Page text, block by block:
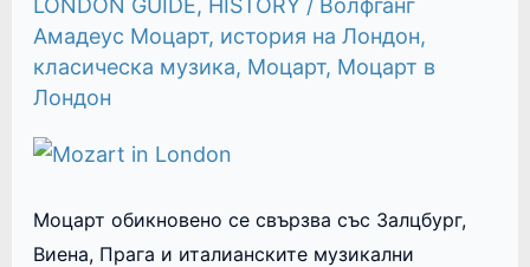
LONDON GUIDE, HISTORY/ Волфганг
Амадеус Моцарт, история на Лондон,
класическа музика, Моцарт, Моцарт в
Лондон
Моцарт обикновено се свързва със Залцбург,
Виена, Прага и италианските музикални